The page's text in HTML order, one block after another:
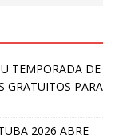
TEMPORADA DE
GRATUITOS PARA
2026 ABRE